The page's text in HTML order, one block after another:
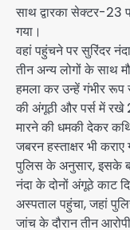
साथ द्वारका सेक्टर-23
गया।
वहां पहुंचने पर सुरिंदर
तीन अन्य लोगों के साथ
हमला कर उन्हें गंभीर
की अंगूठी और पर्स में
मारने की धमकी देकर
जबरन हस्ताक्षर भी कराए
पुलिस के अनुसार, इसके
नंदा के दोनों अंगूठे काट
अस्पताल पहुंचा, जहां
जांच के दौरान तीन